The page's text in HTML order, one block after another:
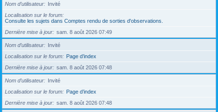
Nom d’utilisateur
Invité
Localisation sur le forum
Consulte les sujets dans Comptes rendu de sorties d'observations.
Dernière mise à jour
sam. 8 août 2026 07:49
Nom d’utilisateur
Invité
Localisation sur le forum
Page d’index
Dernière mise à jour
sam. 8 août 2026 07:48
Nom d’utilisateur
Invité
Localisation sur le forum
Page d’index
Dernière mise à jour
sam. 8 août 2026 07:48